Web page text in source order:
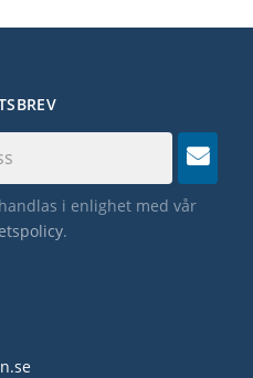
i enlighet med vår
.